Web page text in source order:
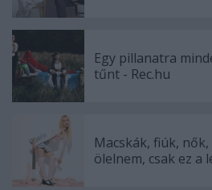
Egy pillanatra
tűnt - Rec.hu
Macskák, fiúk,
ölelnem, csak ez a